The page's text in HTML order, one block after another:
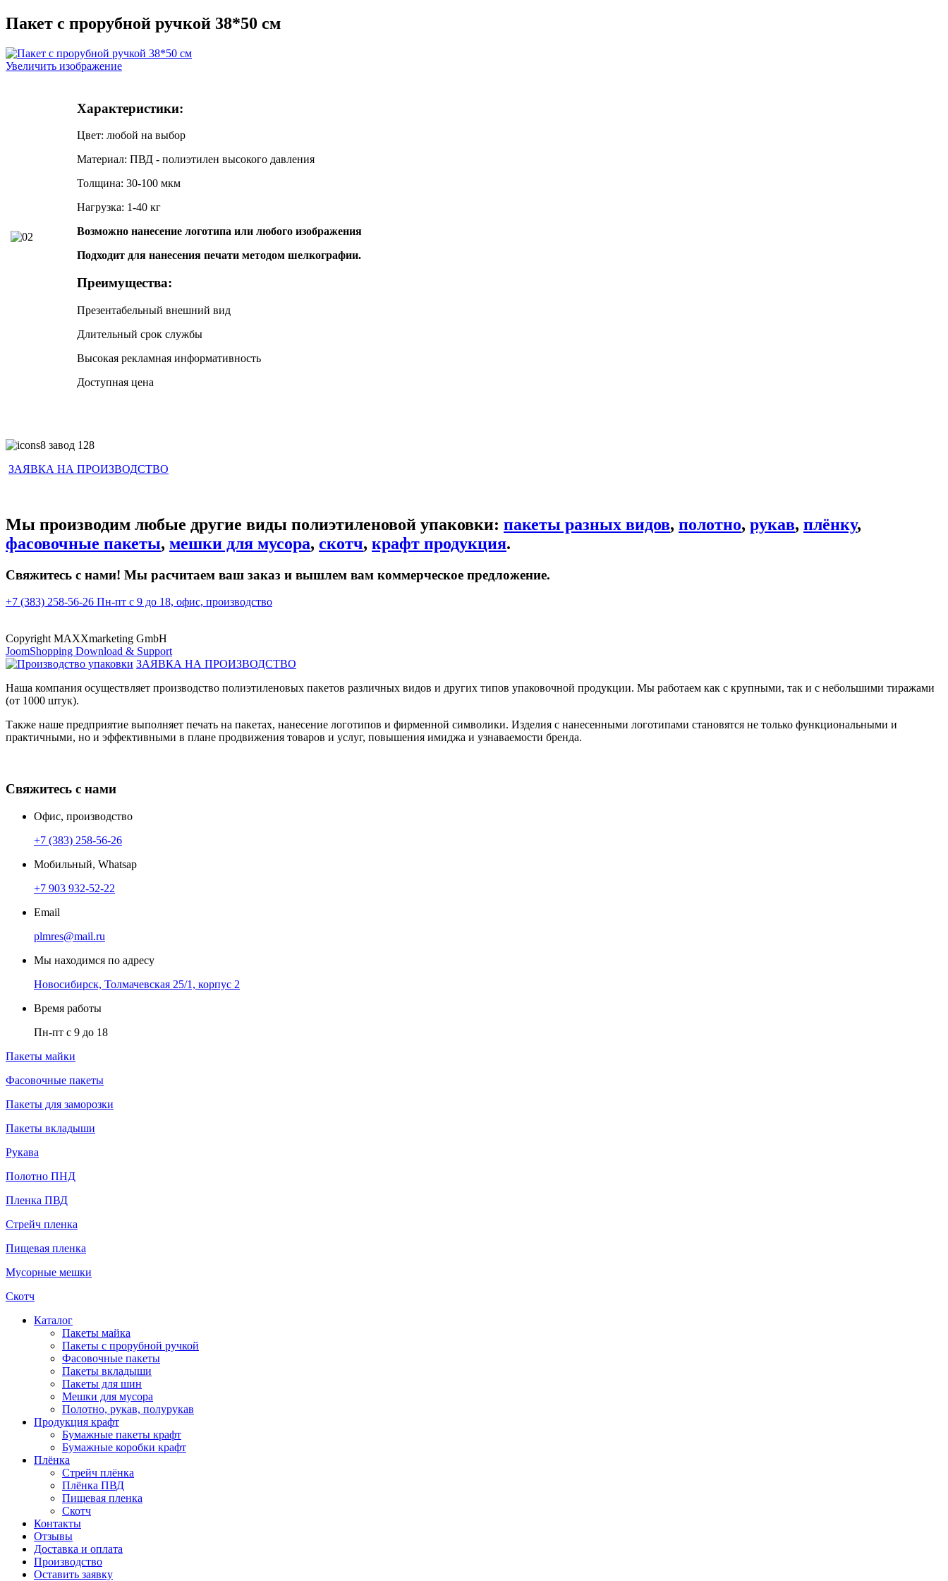
Пакет с прорубной ручкой 38*50 см
Увеличить изображение
Характеристики:
Цвет: любой на выбор
Материал: ПВД - полиэтилен высокого давления
Толщина: 30-100 мкм
Нагрузка: 1-40 кг
Возможно нанесение логотипа или любого изображения
Подходит для нанесения печати методом шелкографии.
Преимущества:
Презентабельный внешний вид
Длительный срок службы
Высокая рекламная информативность
Доступная цена
ЗАЯВКА НА ПРОИЗВОДСТВО
Мы производим любые другие виды полиэтиленовой упаковки: пакеты разных видов, полотно, рукав, плёнку,
фасовочные пакеты, мешки для мусора, скотч, крафт продукция.
Свяжитесь с нами! Мы расчитаем ваш заказ и вышлем вам коммерческое предложение.
+7 (383) 258-56-26 Пн-пт с 9 до 18, офис, производство
Copyright MAXXmarketing GmbH
JoomShopping Download & Support
ЗАЯВКА НА ПРОИЗВОДСТВО
Наша компания осуществляет производство полиэтиленовых пакетов различных видов и других типов упаковочной продукции. Мы работаем как с крупными, так и с небольшими тиражами
(от 1000 штук).
Также наше предприятие выполняет печать на пакетах, нанесение логотипов и фирменной символики. Изделия с нанесенными логотипами становятся не только функциональными и
практичными, но и эффективными в плане продвижения товаров и услуг, повышения имиджа и узнаваемости бренда.
Свяжитесь с нами
Офис, производство
+7 (383) 258-56-26
Мобильный, Whatsap
+7 903 932-52-22
Email
plmres@mail.ru
Мы находимся по адресу
Новосибирск, Толмачевская 25/1, корпус 2
Время работы
Пн-пт с 9 до 18
Пакеты майки
Фасовочные пакеты
Пакеты для заморозки
Пакеты вкладыши
Рукава
Полотно ПНД
Пленка ПВД
Стрейч пленка
Пищевая пленка
Мусорные мешки
Скотч
Каталог
Пакеты майка
Пакеты с прорубной ручкой
Фасовочные пакеты
Пакеты вкладыши
Пакеты для шин
Мешки для мусора
Полотно, рукав, полурукав
Продукция крафт
Бумажные пакеты крафт
Бумажные коробки крафт
Плёнка
Стрейч плёнка
Плёнка ПВД
Пищевая пленка
Скотч
Контакты
Отзывы
Доставка и оплата
Производство
Оставить заявку